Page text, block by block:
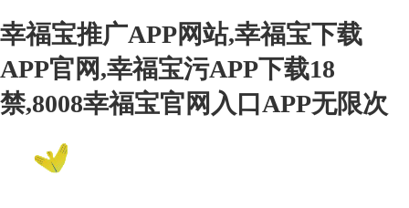
幸福宝推广APP网站,幸福宝下载
APP官网,幸福宝污APP下载18
禁,8008幸福宝官网入口APP无限次